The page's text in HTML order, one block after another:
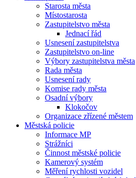
Starosta města
Místostarosta
Zastupitelstvo města
Jednací řád
Usnesení zastupitelstva
Zastupitelstvo on-line
Výbory zastupitelstva města
Rada města
Usnesení rady
Komise rady města
Osadní výbory
Klokočov
Organizace zřízené městem
Městská policie
Informace MP
Strážníci
Činnost městské policie
Kamerový systém
Měření rychlosti vozidel